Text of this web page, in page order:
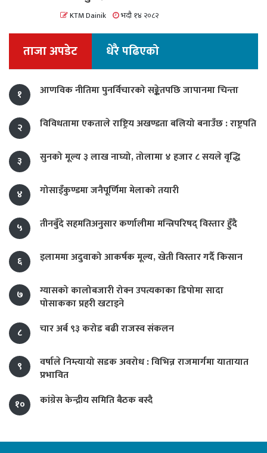
KTM Dainik भदौ १४ २०८२
ताजा अपडेट धेरै पढिएको
१ आणविक नीतिमा पुनर्विचारको सङ्केतपछि जापानमा चिन्ता
२ विविधतामा एकताले राष्ट्रिय अखण्डता बलियो बनाउँछ : राष्ट्रपति
३ सुनको मूल्य ३ लाख नाघ्यो, तोलामा ४ हजार ८ सयले वृद्धि
४ गोसाइँकुण्डमा जनैपूर्णिमा मेलाको तयारी
५ तीनबुँदे सहमतिअनुसार कर्णालीमा मन्त्रिपरिषद् विस्तार हुँदै
६ इलाममा अदुवाको आकर्षक मूल्य, खेती विस्तार गर्दै किसान
७
ग्यासको कालोबजारी रोक्न उपत्यकाका डिपोमा सादा
पोसाकका प्रहरी खटाइने
८
चार अर्ब ९३ करोड बढी राजस्व संकलन
९
वर्षाले निम्त्यायो सडक अवरोध : विभिन्न राजमार्गमा यातायात
प्रभावित
१०
कांग्रेस केन्द्रीय समिति बैठक बस्दै